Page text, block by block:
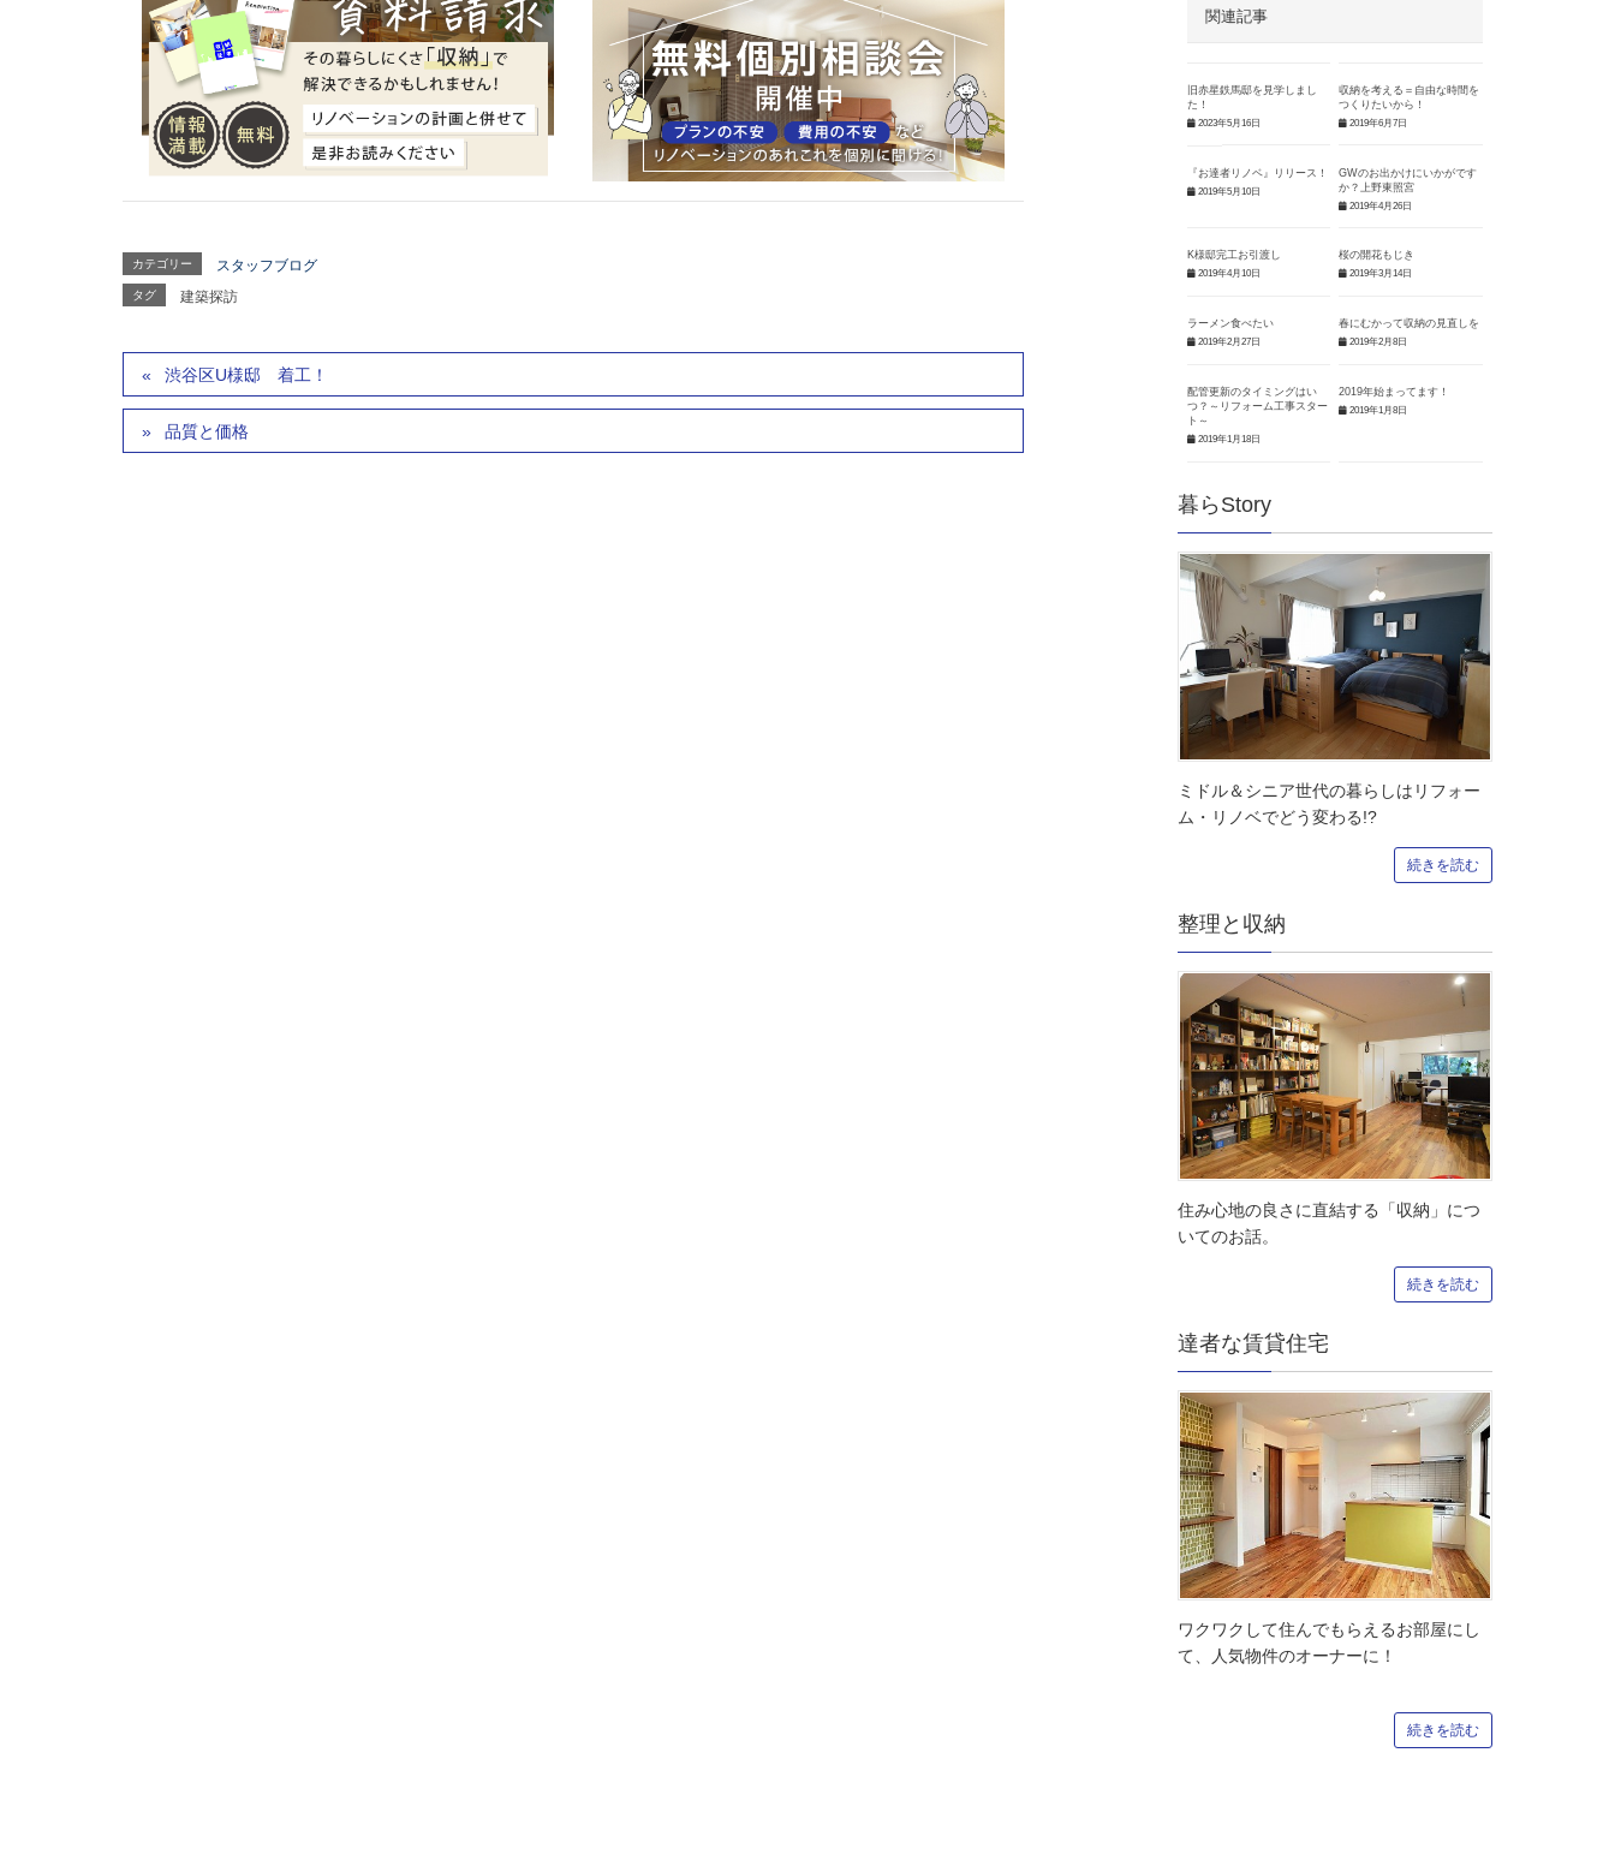
カテゴリー スタッフブログ
タグ 建築探訪
渋谷区U様邸 着工！
品質と価格
関連記事
旧赤星鉄馬邸を見学しまし
た！
2023年5月16日
収納を考える＝自由な時間を
つくりたいから！
2019年6月7日
『お達者リノベ』リリース！
2019年5月10日
GWのお出かけにいかがです
か？上野東照宮
2019年4月26日
K様邸完工お引渡し
2019年4月10日
桜の開花もじき
2019年3月14日
ラーメン食べたい
2019年2月27日
春にむかって収納の見直しを
2019年2月8日
配管更新のタイミングはい
つ？～リフォーム工事スター
ト～
2019年1月18日
2019年始まってます！
2019年1月8日
暮らStory
ミドル＆シニア世代の暮らしはリフォー
ム・リノベでどう変わる!?
続きを読む
整理と収納
住み心地の良さに直結する「収納」につ
いてのお話。
続きを読む
達者な賃貸住宅
ワクワクして住んでもらえるお部屋にし
て、人気物件のオーナーに！
続きを読む